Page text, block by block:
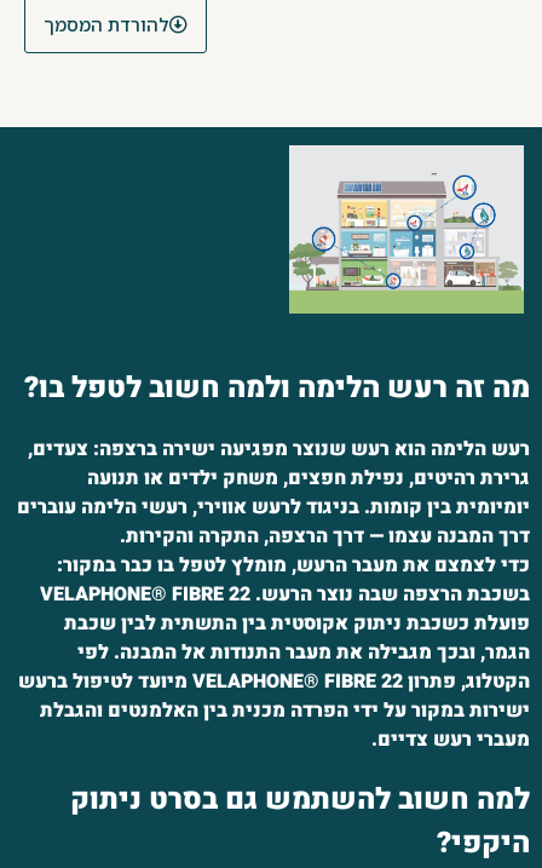
להורדת המסמך
מה זה רעש הלימה ולמה חשוב לטפל בו?
רעש הלימה הוא רעש שנוצר מפגיעה ישירה ברצפה: צעדים,
גרירת רהיטים, נפילת חפצים, משחק ילדים או תנועה
יומיומית בין קומות. בניגוד לרעש אווירי, רעשי הלימה עוברים
דרך המבנה עצמו — דרך הרצפה, התקרה והקירות.
כדי לצמצם את מעבר הרעש, מומלץ לטפל בו כבר במקור:
בשכבת הרצפה שבה נוצר הרעש. VELAPHONE® FIBRE 22
פועלת כשכבת ניתוק אקוסטית בין התשתית לבין שכבת
הגמר, ובכך מגבילה את מעבר התנודות אל המבנה. לפי
הקטלוג, פתרון VELAPHONE® FIBRE 22 מיועד לטיפול ברעש
ישירות במקור על ידי הפרדה מכנית בין האלמנטים והגבלת
מעברי רעש צדיים.
למה חשוב להשתמש גם בסרט ניתוק
היקפי?